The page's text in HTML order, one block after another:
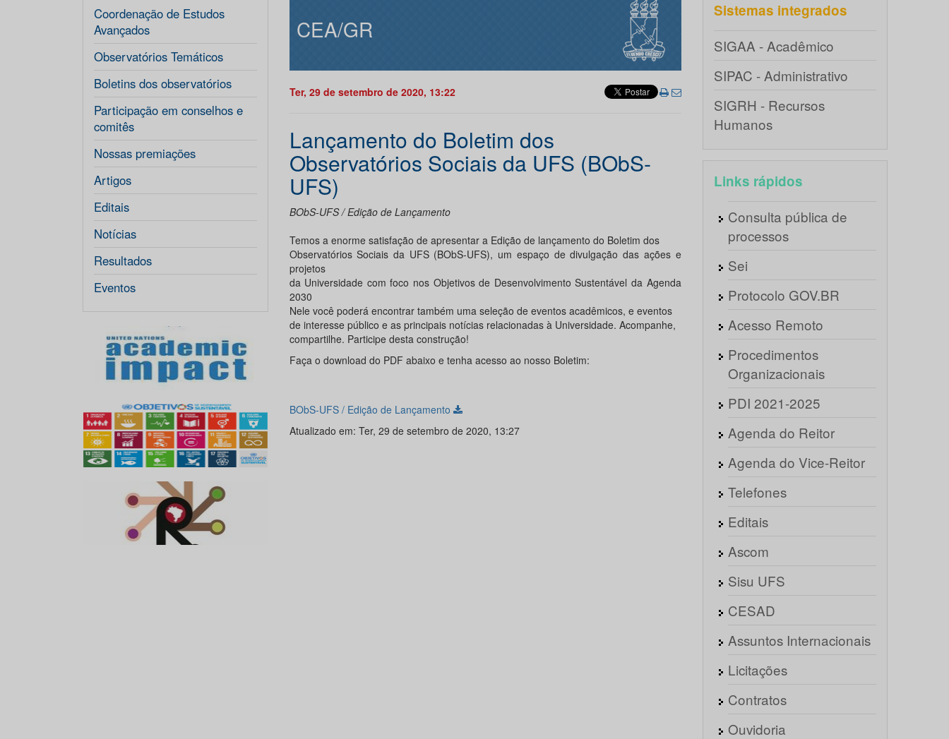
Coordenação de Estudos
Avançados
Observatórios Temáticos
Boletins dos observatórios
Participação em conselhos e
comitês
Nossas premiações
Artigos
Editais
Notícias
Resultados
Eventos
CEA/GR
Ter, 29 de setembro de 2020, 13:22
Lançamento do Boletim dos
Observatórios Sociais da UFS (BObS-
UFS)
BObS-UFS / Edição de Lançamento
Temos a enorme satisfação de apresentar a Edição de lançamento do Boletim dos
Observatórios Sociais da UFS (BObS-UFS), um espaço de divulgação das ações e
projetos
da Universidade com foco nos Objetivos de Desenvolvimento Sustentável da Agenda
2030
Nele você poderá encontrar também uma seleção de eventos acadêmicos, e eventos
de interesse público e as principais notícias relacionadas à Universidade. Acompanhe,
compartilhe. Participe desta construção!
Faça o download do PDF abaixo e tenha acesso ao nosso Boletim:
BObS-UFS / Edição de Lançamento
Atualizado em: Ter, 29 de setembro de 2020, 13:27
Sistemas integrados
SIGAA - Acadêmico
SIPAC - Administrativo
SIGRH - Recursos
Humanos
Links rápidos
Consulta pública de
processos
Sei
Protocolo GOV.BR
Acesso Remoto
Procedimentos
Organizacionais
PDI 2021-2025
Agenda do Reitor
Agenda do Vice-Reitor
Telefones
Editais
Ascom
Sisu UFS
CESAD
Assuntos Internacionais
Licitações
Contratos
Ouvidoria